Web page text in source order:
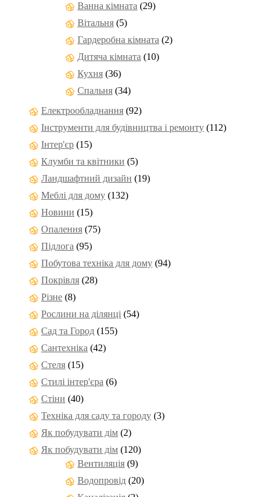
Ванна кімната (29)
Вітальня (5)
Гардеробна кімната (2)
Дитяча кімната (10)
Кухня (36)
Спальня (34)
Електрообладнання (92)
Інструменти для будівництва і ремонту (112)
Інтер'єр (15)
Клумби та квітники (5)
Ландшафтний дизайн (19)
Меблі для дому (132)
Новини (15)
Опалення (75)
Підлога (95)
Побутова техніка для дому (94)
Покрівля (28)
Різне (8)
Рослини на ділянці (54)
Сад та Город (155)
Сантехніка (42)
Стеля (15)
Стилі інтер'єра (6)
Стіни (40)
Техніка для саду та городу (3)
Як побудувати дім (2)
Як побудувати дім (120)
Вентиляція (9)
Водопровід (20)